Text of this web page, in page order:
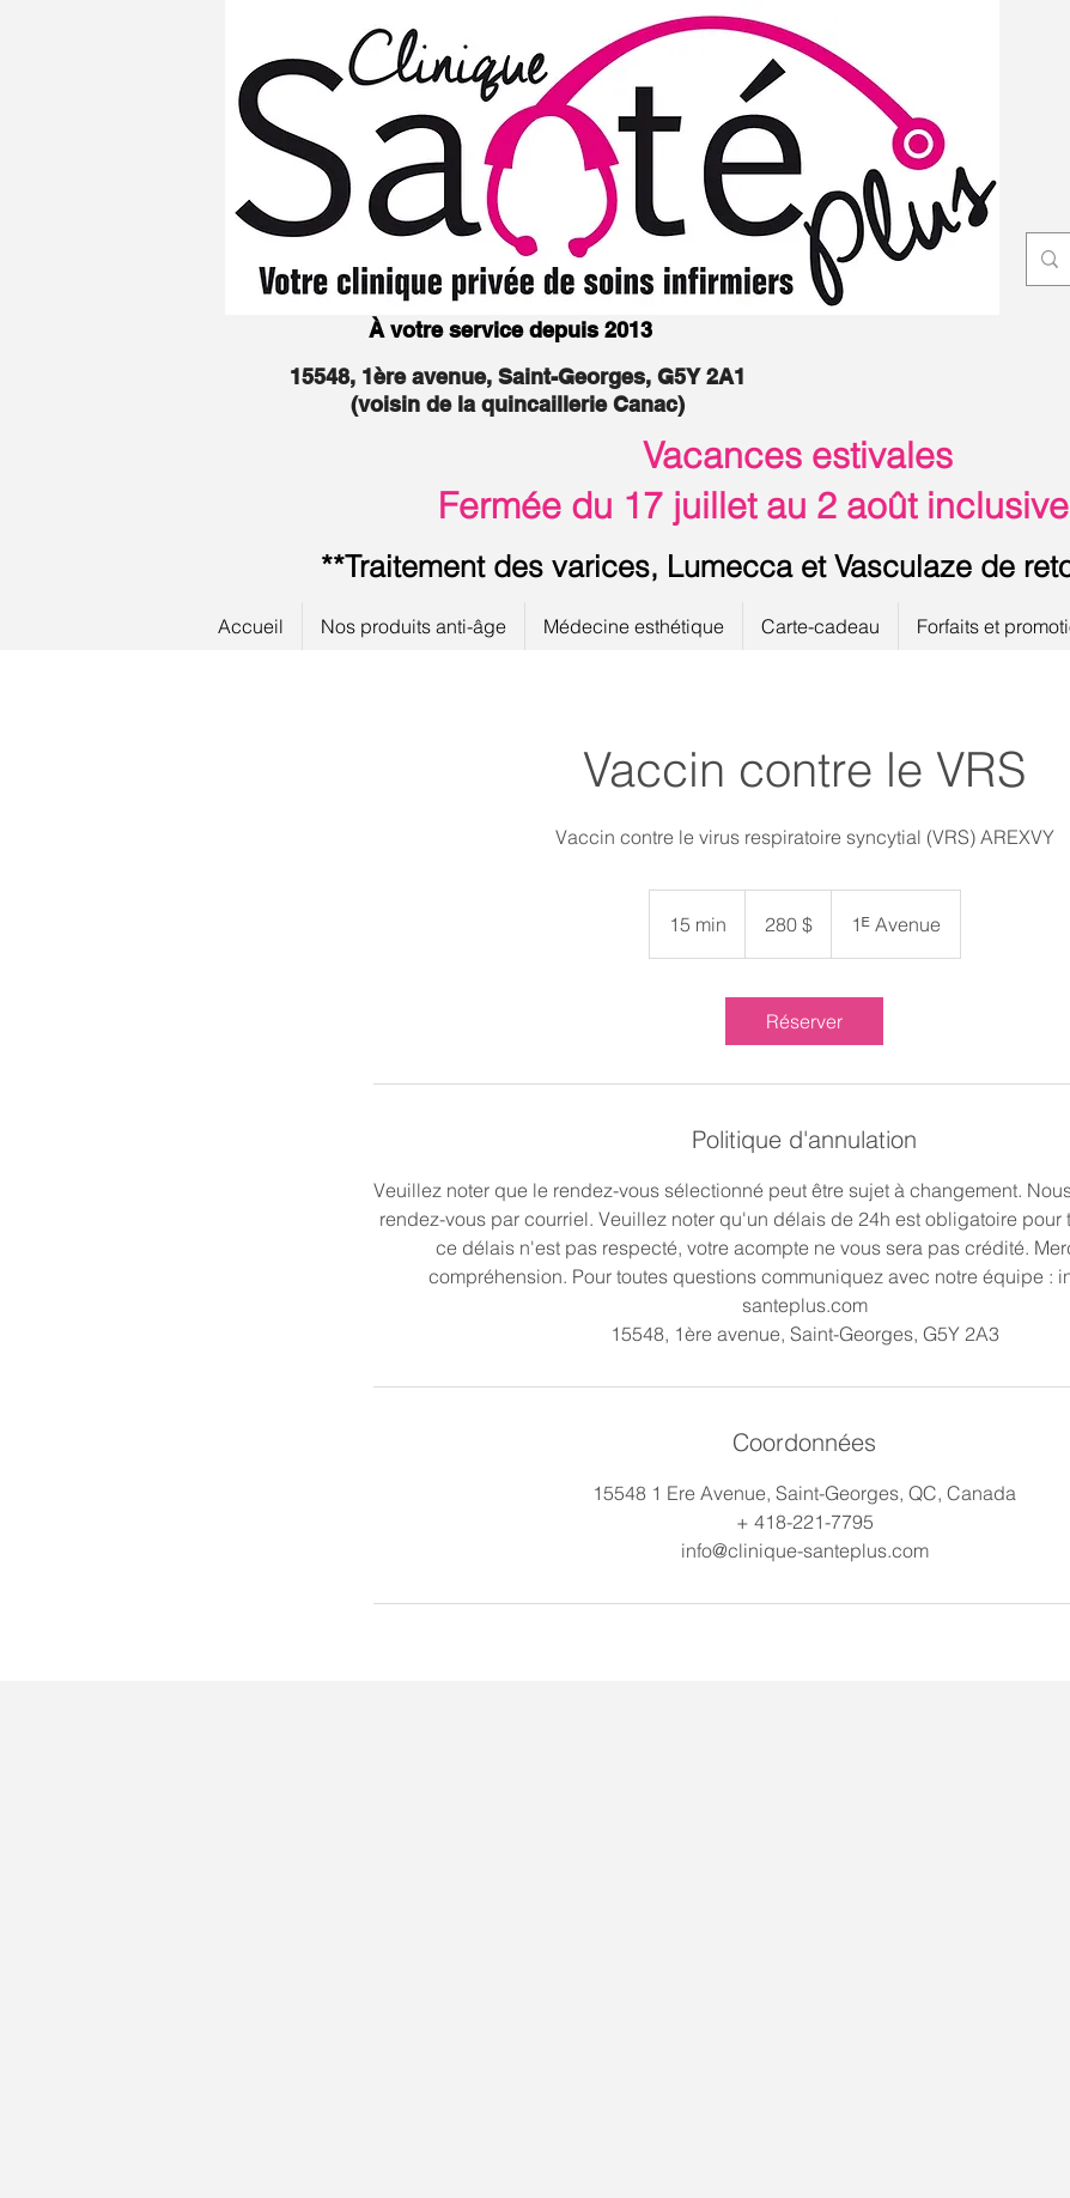
À votre service depuis 2013
15548, 1ère avenue, Saint-Georges, G5Y 2A1
(voisin de la quincaillerie Canac)
Vacances estivales
Fermée du 17 juillet au 2 août
**Traitement des varices, Lumecca et Vasculaze de
Accueil Nos produits anti-âge Médecine esthétique Carte-cadeau Forfaits et
Vaccin contre le VRS
Vaccin contre le virus respiratoire syncytial (VRS) AREXVY
15 min
5
n
280 $ 1ᴱ Avenue
Réserver
Politique d'annulation
Veuillez noter que le rendez-vous sélectionné peut être sujet à changement.
rendez-vous par courriel. Veuillez noter qu'un délais de 24h est obligatoire pour
ce délais n'est pas respecté, votre acompte ne vous sera pas crédité.
compréhension. Pour toutes questions communiquez avec notre équipe :
santeplus.com
15548, 1ère avenue, Saint-Georges, G5Y 2A3
Coordonnées
15548 1 Ere Avenue, Saint-Georges, QC, Canada
+ 418-221-7795
info@clinique-santeplus.com